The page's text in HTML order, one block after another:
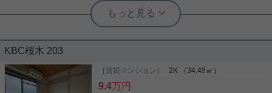
おすすめでございます。
実用春日ホーム 千駄木店 宮﨑幸穂
フリーレント１ヶ月＋ネット無料 １
１ヶ月、ネット無料の１LDKのお部屋になります！
最上階の角部屋です！ 交通面については 東京メトロ
千代田線【千駄木駅】徒歩７分、【根津駅】徒歩９
KBC桜木 203
［賃貸マンション］ 2K （34.49㎡）
9.4万円